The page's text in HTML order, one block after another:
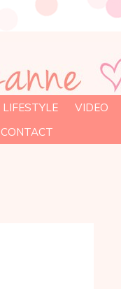
LIFESTYLE VIDEO
CONTACT